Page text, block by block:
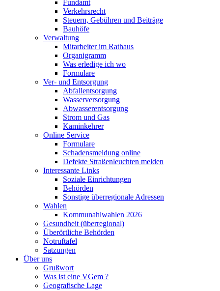
Fundamt
Verkehrsrecht
Steuern, Gebühren und Beiträge
Bauhöfe
Verwaltung
Mitarbeiter im Rathaus
Organigramm
Was erledige ich wo
Formulare
Ver- und Entsorgung
Abfallentsorgung
Wasserversorgung
Abwasserentsorgung
Strom und Gas
Kaminkehrer
Online Service
Formulare
Schadensmeldung online
Defekte Straßenleuchten melden
Interessante Links
Soziale Einrichtungen
Behörden
Sonstige überregionale Adressen
Wahlen
Kommunahlwahlen 2026
Gesundheit (überregional)
Überörtliche Behörden
Notruftafel
Satzungen
Über uns
Grußwort
Was ist eine VGem ?
Geografische Lage